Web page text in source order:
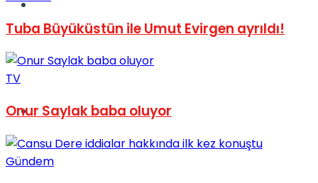
Spor
Podcast
Tuba Büyüküstün ile Umut Evirgen ayrıldı!
TV
Onur Saylak baba oluyor
Gündem